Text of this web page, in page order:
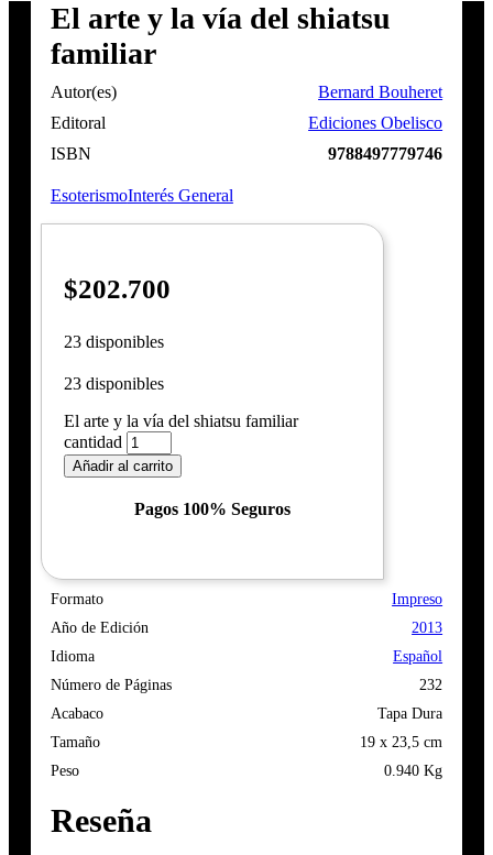
El arte y la vía del shiatsu
familiar
Autor(es)
Bernard Bouheret
Editoral
Ediciones Obelisco
ISBN
9788497779746
EsoterismoInterés General
$202.700
23 disponibles
23 disponibles
El arte y la vía del shiatsu familiar
cantidad
Añadir al carrito
Pagos 100% Seguros
Formato
Impreso
Año de Edición
2013
Idioma
Español
Número de Páginas
232
Acabaco
Tapa Dura
Tamaño
19 x 23,5 cm
Peso
0.940 Kg
Reseña